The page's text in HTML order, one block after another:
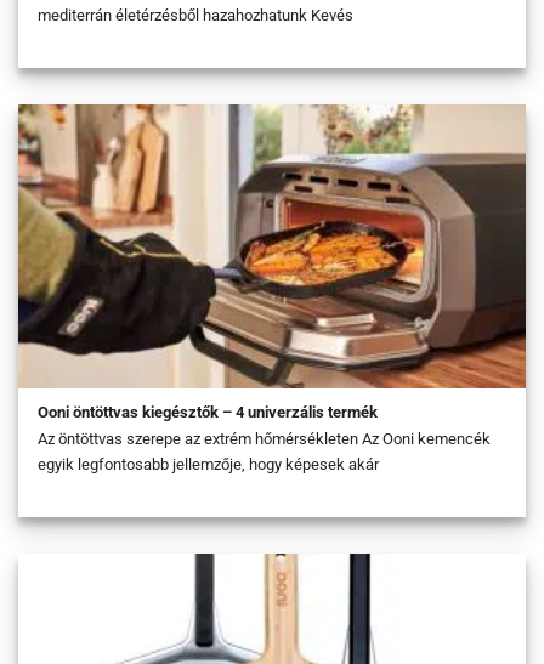
mediterrán életérzésből hazahozhatunk Kevés
Ooni öntöttvas kiegésztők – 4 univerzális termék
Az öntöttvas szerepe az extrém hőmérsékleten Az Ooni kemencék
egyik legfontosabb jellemzője, hogy képesek akár